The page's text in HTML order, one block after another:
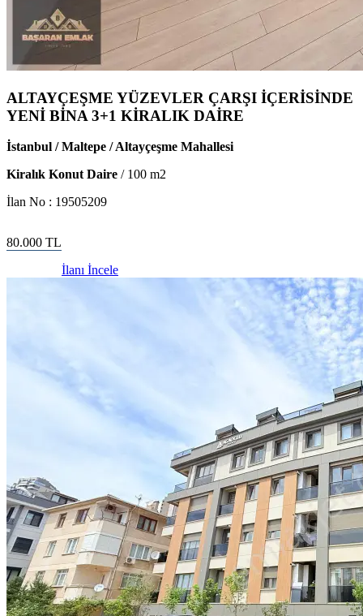
ALTAYÇEŞME YÜZEVLER ÇARŞI İÇERİSİNDE
YENİ BİNA 3+1 KİRALIK DAİRE
İstanbul / Maltepe / Altayçeşme Mahallesi
Kiralık Konut Daire / 100 m2
İlan No : 19505209
80.000 TL
İlanı İncele